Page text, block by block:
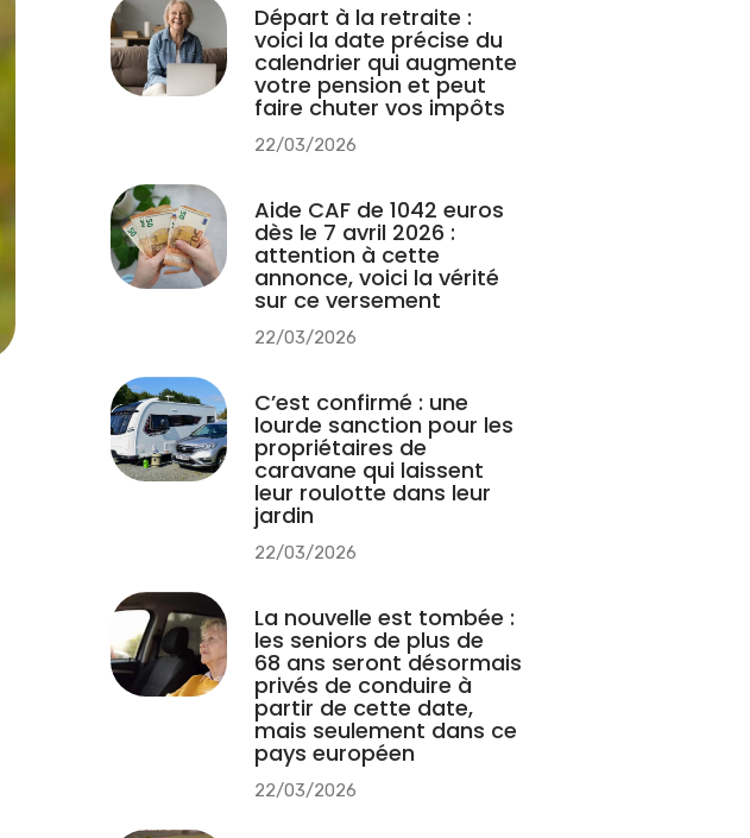
Départ à la retraite :
voici la date précise du
calendrier qui augmente
votre pension et peut
faire chuter vos impôts
22/03/2026
Aide CAF de 1042 euros
dès le 7 avril 2026 :
attention à cette
annonce, voici la vérité
sur ce versement
22/03/2026
C’est confirmé : une
lourde sanction pour les
propriétaires de
caravane qui laissent
leur roulotte dans leur
jardin
22/03/2026
La nouvelle est tombée :
les seniors de plus de
68 ans seront désormais
privés de conduire à
partir de cette date,
mais seulement dans ce
pays européen
22/03/2026